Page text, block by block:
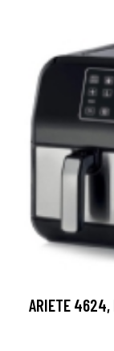
ARIETE 4624,